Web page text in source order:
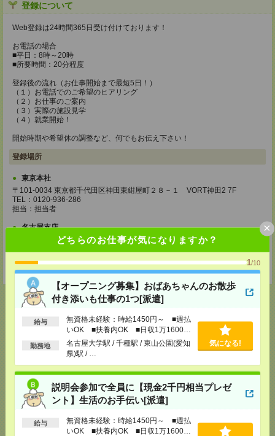
どちらのお仕事が気になりますか？
1/10
【オープニング募集】おばあちゃんのお散歩
付き添いも仕事の1つ[派遣]
給与
無資格未経験：時給1450円～ ■週払
いOK ■扶養内OK ■日収1万1600円
以上
勤務地
名古屋大学駅 / 千種駅 / 東山公園(愛知
県)駅 / …
気になる!
説明会参加で全員に【現金2千円相当プレゼ
ント】生活のお手伝い[派遣]
給与
無資格未経験：時給1450円～ ■週払
いOK ■扶養内OK ■日収1万1600円
×
登録について
Web登録は24時間365日受け付けております！
お電話の場合
■平日：8時～20時
■所要時間：20分程度
登録後の流れ（お仕事開始まで最短5日！）
（１）お電話でのご希望のヒアリング
（２）お仕事のご案内
（３）実際の施設見学
（４）就業開始！
開始時期や希望休の調整など、何でもお伝え下さい！
登録場所
東京本社
〒101-0034 東京都千代田区神田東紺屋町２８－１ VORT神田2 7F
TEL：0120-936-286
担当：担当者
名古屋支店
〒451-0042 愛知県名古屋市西区那古野2-23－7 アヴェニールビルディング
担当：担当者
応募ページへ
気になる！ 電話応募
メールで送る LINE